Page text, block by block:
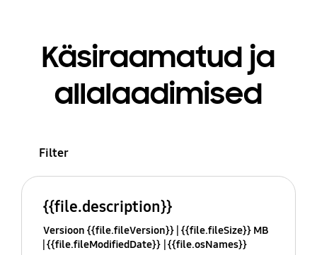
Käsiraamatud ja
allalaadimised
Filter
{{file.description}}
Versioon {{file.fileVersion}} {{file.fileSize}} MB
{{file.fileModifiedDate}} {{file.osNames}}